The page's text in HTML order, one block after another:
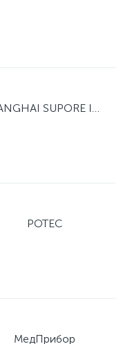
SHANGHAI SUPORE INSTRUMENTS
POTEC
МедПрибор